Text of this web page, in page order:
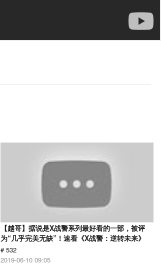
【越哥】据说是X战警系列最好看的一部，被评
为“几乎完美无缺”！速看《X战警：逆转未来》
# 532
2019-06-10 09:05